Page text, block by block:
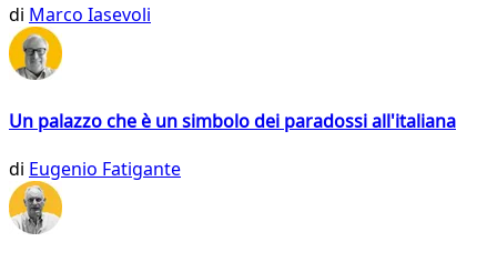
di Marco Iasevoli
Un palazzo che è un simbolo dei paradossi all'italiana
di Eugenio Fatigante